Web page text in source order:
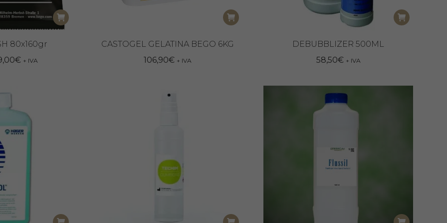
80x160gr
€Il
149,00€.
+ IVA
CASTOGEL GELATINA BEGO 6KG
106,90€ + IVA
DEBUBBLIZER 500ML
58,50€ + IVA